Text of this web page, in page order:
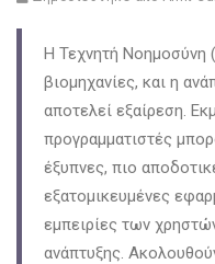
Η Τεχνητή Νοημοσύνη
βιομηχανίες, και η
αποτελεί εξαίρεση.
προγραμματιστές
έξυπνες, πιο
εξατομικευμένες
εμπειρίες των
ανάπτυξης.